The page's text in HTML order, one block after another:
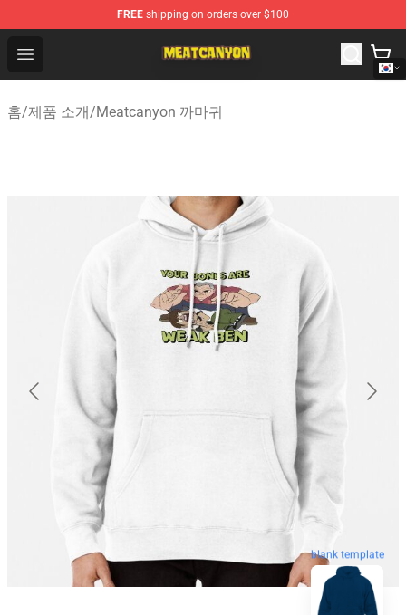
FREE shipping on orders over $100
Open menu
MeatCanyon Shop - Official MeatCanyon Merchandise
홈/제품 소개/Meatcanyon 까마귀
blank template